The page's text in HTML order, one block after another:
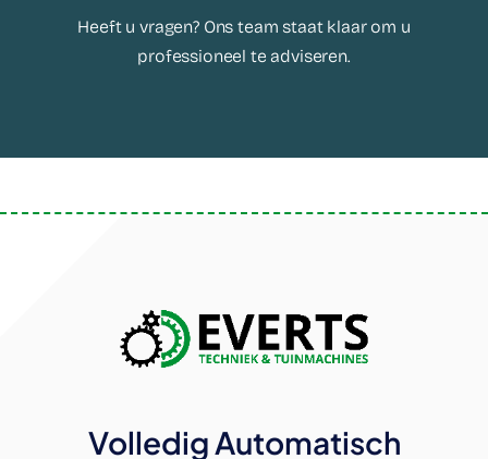
Heeft u vragen? Ons team staat klaar om u
professioneel te adviseren.
Volledig Automatisch